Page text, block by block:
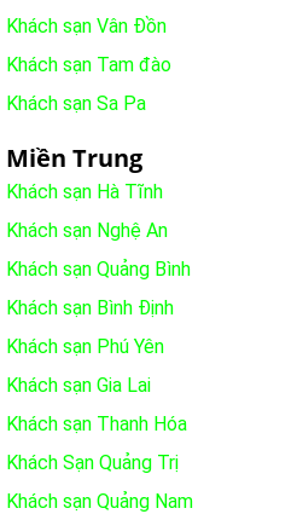
Khách sạn Vân Đồn
Khách sạn Tam đào
Khách sạn Sa Pa
Miền Trung
Khách sạn Hà Tĩnh
Khách sạn Nghệ An
Khách sạn Quảng Bình
Khách sạn Bình Định
Khách sạn Phú Yên
Khách sạn Gia Lai
Khách sạn Thanh Hóa
Khách Sạn Quảng Trị
Khách sạn Quảng Nam